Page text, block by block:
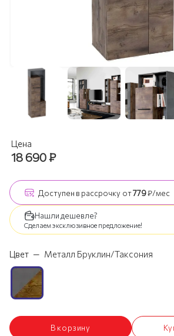
Цена
18 690₽
Доступен в рассрочку от779₽/мес
Нашли дешевле?
Сделаем эксклюзивное предложение!
Цвет — Металл Бруклин/Таксония
В корзину